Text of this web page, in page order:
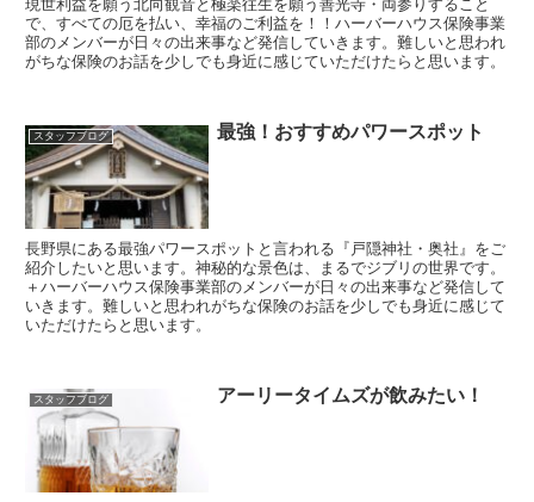
現世利益を願う北向観音と極楽往生を願う善光寺・両参りすること
で、すべての厄を払い、幸福のご利益を！！ハーバーハウス保険事業
部のメンバーが日々の出来事など発信していきます。難しいと思われ
がちな保険のお話を少しでも身近に感じていただけたらと思います。
スタッフブログ 最強！おすすめパワースポット
長野県にある最強パワースポットと言われる『戸隠神社・奥社』をご
紹介したいと思います。神秘的な景色は、まるでジブリの世界です。
＋ハーバーハウス保険事業部のメンバーが日々の出来事など発信して
いきます。難しいと思われがちな保険のお話を少しでも身近に感じて
いただけたらと思います。
スタッフブログ アーリータイムズが飲みたい！